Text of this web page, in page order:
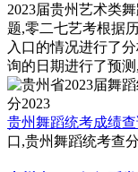
2023届贵州艺术类
题,零二七艺考根据
入口的情况进行了
询的日期进行了预测
贵州舞蹈统考成绩查
口,贵州舞蹈统考查